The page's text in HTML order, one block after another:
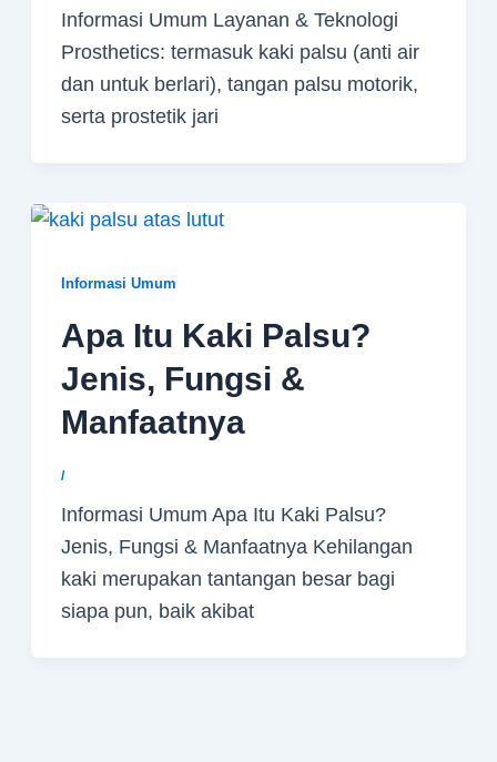
Informasi Umum Layanan & Teknologi
Prosthetics: termasuk kaki palsu (anti air
dan untuk berlari), tangan palsu motorik,
serta prostetik jari
Informasi Umum
Apa Itu Kaki Palsu?
Jenis, Fungsi &
Manfaatnya
/
Informasi Umum Apa Itu Kaki Palsu?
Jenis, Fungsi & Manfaatnya Kehilangan
kaki merupakan tantangan besar bagi
siapa pun, baik akibat